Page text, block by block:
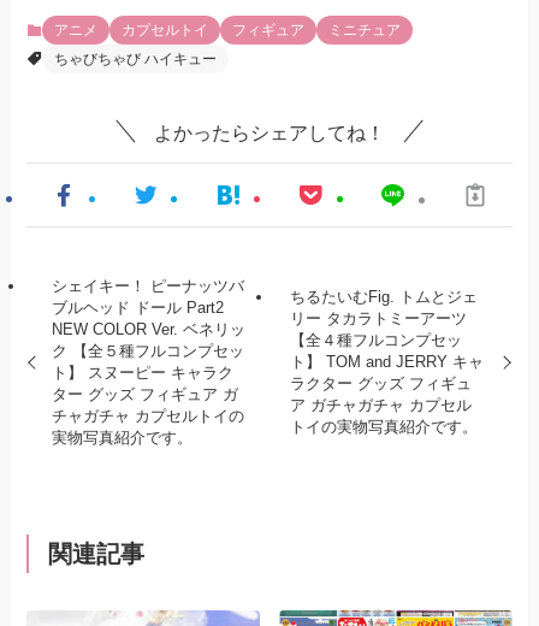
アニメ カプセルトイ フィギュア
ミニチュア
ちゃびちゃび ハイキュー
よかったらシェアしてね！
シェイキー！ ピーナッツバ
ブルヘッド ドール Part2
NEW COLOR Ver. ベネリッ
ク 【全５種フルコンプセッ
ト】 スヌーピー キャラク
ター グッズ フィギュア ガ
チャガチャ カプセルトイの
実物写真紹介です。
ちるたいむFig. トムとジェ
リー タカラトミーアーツ
【全４種フルコンプセッ
ト】 TOM and JERRY キャ
ラクター グッズ フィギュ
ア ガチャガチャ カプセル
トイの実物写真紹介です。
関連記事